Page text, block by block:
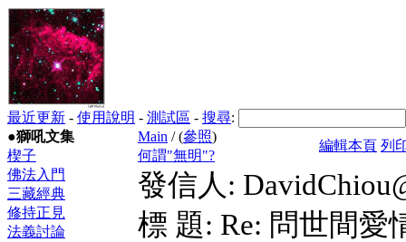
最近更新 - 使用說明 - 測試區 - 搜尋:
●獅吼文集
楔子
佛法入門
三藏經典
修持正見
法義討論
Main / (參照)
何謂"無明"?
編輯本頁 列
發信人:
標 題: Re: 問世間愛